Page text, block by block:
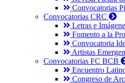
Convocatorias
Convocatorias CRC
Letras e
Fomento a la
Convocatoria
Artistas
Convocatorias FC BCB
Encuentro
Congreso de